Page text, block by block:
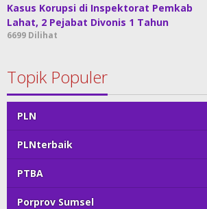
Kasus Korupsi di Inspektorat Pemkab
Lahat, 2 Pejabat Divonis 1 Tahun
6699 Dilihat
Topik Populer
PLN
PLNterbaik
PTBA
Porprov Sumsel